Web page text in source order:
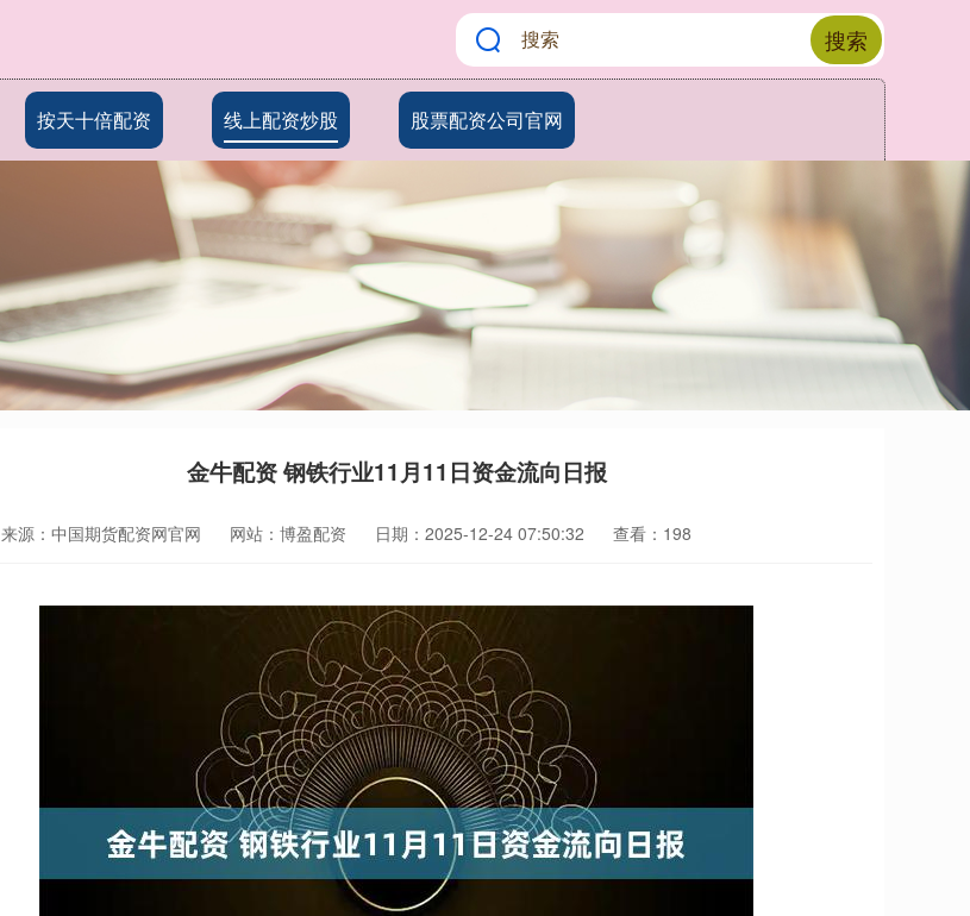
搜索
按天十倍配资 线上配资炒股 股票配资公司官网
金牛配资 钢铁行业11月11日资金流向日报
来源：中国期货配资网官网 网站：博盈配资 日期：2025-12-24 07:50:32 查看：198